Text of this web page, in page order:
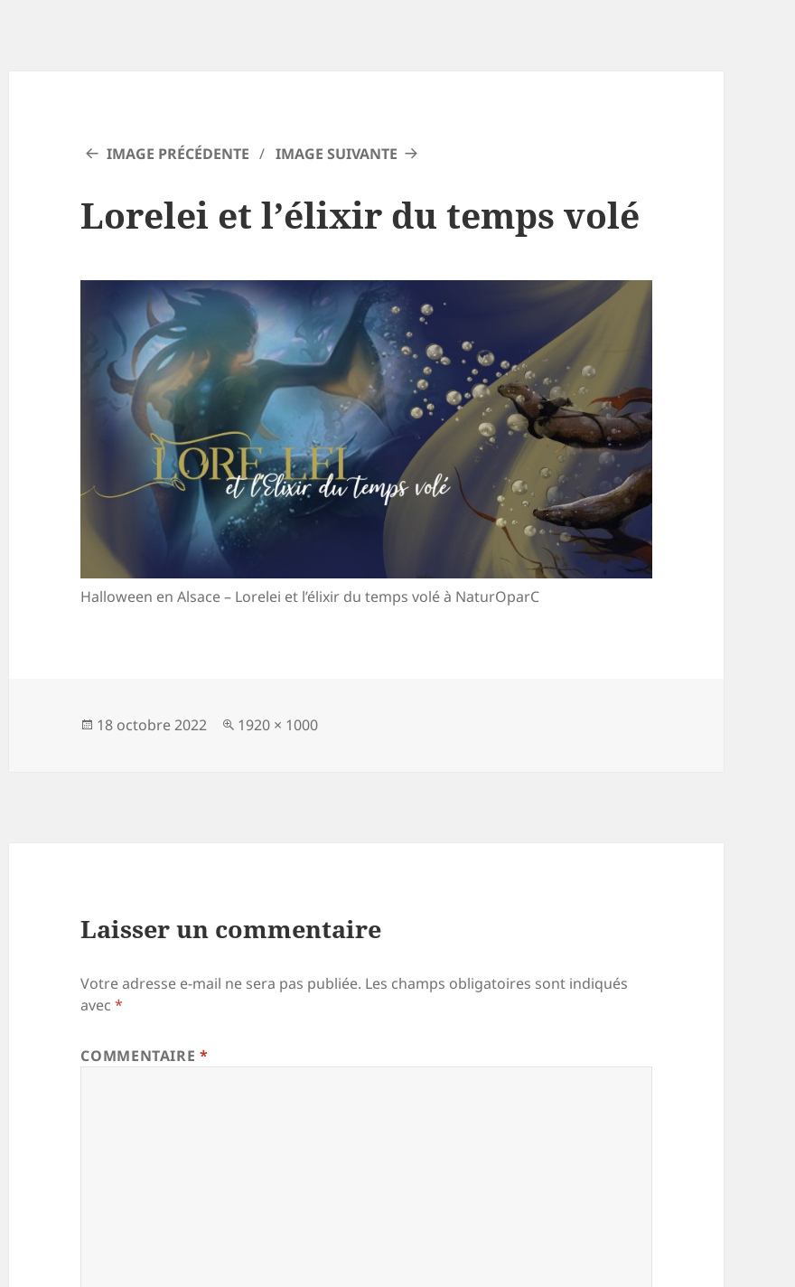
IMAGE PRÉCÉDENTE IMAGE SUIVANTE
Lorelei et l’élixir du temps volé
Halloween en Alsace – Lorelei et l’élixir du temps volé à NaturOparC
Publié
18 octobre 2022
Taille
1920 × 1000
Laisser un commentaire
Votre adresse e-mail ne sera pas publiée. Les champs obligatoires sont indiqués
avec*
COMMENTAIRE*